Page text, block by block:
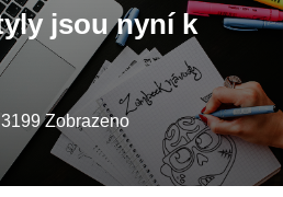
jsou nyní k
3199 Zobrazeno